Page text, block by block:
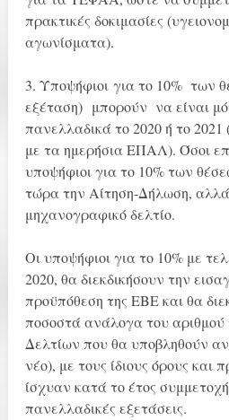
πρακτικές δοκιμασίες
αγωνίσματα).
3. Υποψήφιοι για το 10% των
εξέταση) μπορούν να είναι
πανελλαδικά το 2020 ή το
με τα ημερήσια ΕΠΑΛ). Όσοι
υποψήφιοι για το 10% των
τώρα την Αίτηση-Δήλωση,
μηχανογραφικό δελτίο.
Οι υποψήφιοι για το 10% με
2020, θα διεκδικήσουν την
προϋπόθεση της ΕΒΕ και θα
ποσοστά ανάλογα του
Δελτίων που θα υποβληθούν
νέο), με τους ίδιους όρους και
ίσχυαν κατά το έτος
πανελλαδικές εξετάσεις.